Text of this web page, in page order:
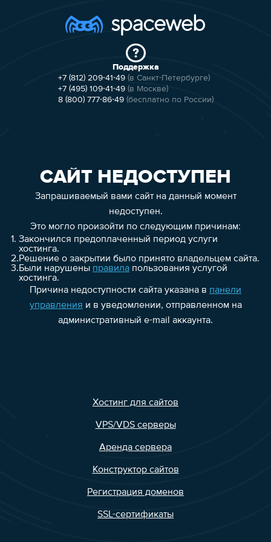
Поддержка
+7 (812) 209-41-49 (в Санкт-Петербурге)
+7 (495) 109-41-49 (в Москве)
8 (800) 777-86-49 (бесплатно по России)
САЙТ НЕДОСТУПЕН
Запрашиваемый вами сайт на данный момент
недоступен.
Это могло произойти по следующим причинам:
1. Закончился предоплаченный период услуги
хостинга.
2.Решение о закрытии было принято владельцем сайта.
3.Были нарушены правилапользования услугой
хостинга.
Причина недоступности сайта указана в панели
управления и в уведомлении, отправленном на
административный e-mail аккаунта.
Хостинг для сайтов
VPS/VDS серверы
Аренда сервера
Конструктор сайтов
Регистрация доменов
SSL-сертификаты